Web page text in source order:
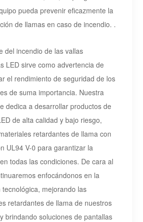
pueda prevenir eficazmente la
de llamas en caso de incendio. .
del incendio de las vallas
LED sirve como advertencia de
el rendimiento de seguridad de los
de suma importancia. Nuestra
dedica a desarrollar productos de
de alta calidad y bajo riesgo,
retardantes de llama con
UL94 V-0 para garantizar la
todas las condiciones. De cara al
enfocándonos en la
tecnológica, mejorando las
retardantes de llama de nuestros
brindando soluciones de pantallas